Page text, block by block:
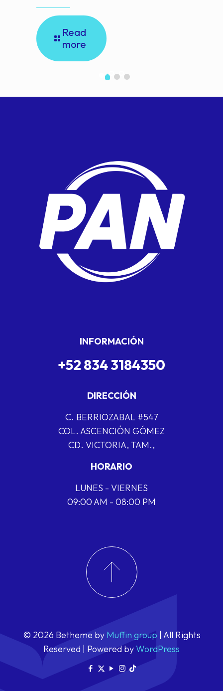
Read
more
INFORMACIÓN
+52 834 3184350
DIRECCIÓN
C. BERRIOZABAL #547
COL. ASCENCIÓN GÓMEZ
CD. VICTORIA, TAM.,
HORARIO
LUNES - VIERNES
09:00 AM - 08:00 PM
© 2026 Betheme by Muffin group | All Rights
Reserved | Powered byWordPress